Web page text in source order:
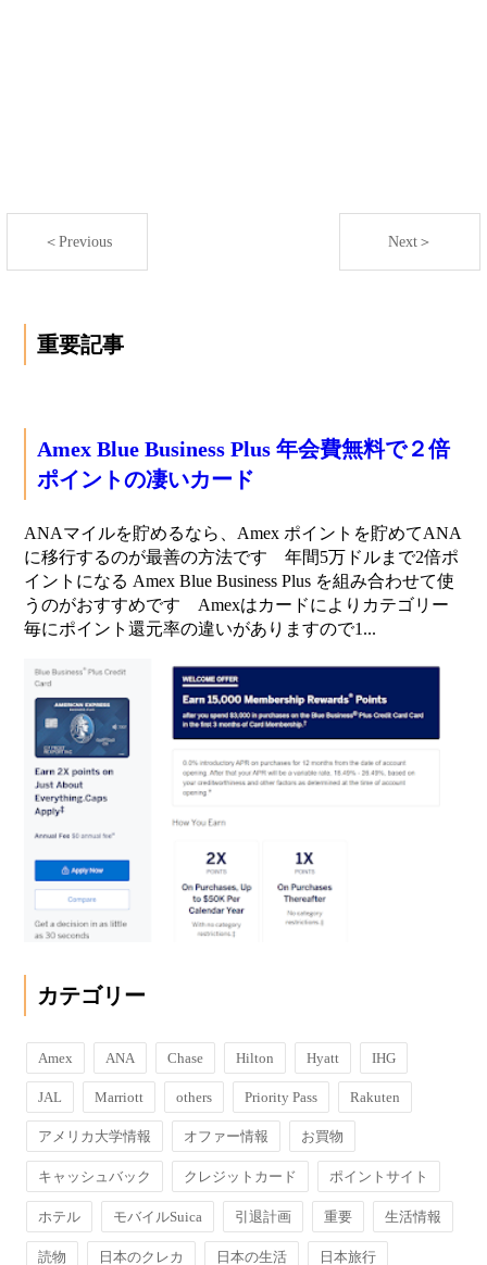
＜Previous Next＞
重要記事
Amex Blue Business Plus 年会費無料で２倍
ポイントの凄いカード
ANAマイルを貯めるなら、Amex ポイントを貯めてANA
に移行するのが最善の方法です 年間5万ドルまで2倍ポ
イントになる Amex Blue Business Plus を組み合わせて使
うのがおすすめです Amexはカードによりカテゴリー
毎にポイント還元率の違いがありますので1...
カテゴリー
Amex ANA Chase Hilton Hyatt IHG
JAL Marriott others Priority Pass Rakuten
アメリカ大学情報 オファー情報 お買物
キャッシュバック クレジットカード ポイントサイト
ホテル モバイルSuica 引退計画 重要 生活情報
読物 日本のクレカ 日本の生活 日本旅行